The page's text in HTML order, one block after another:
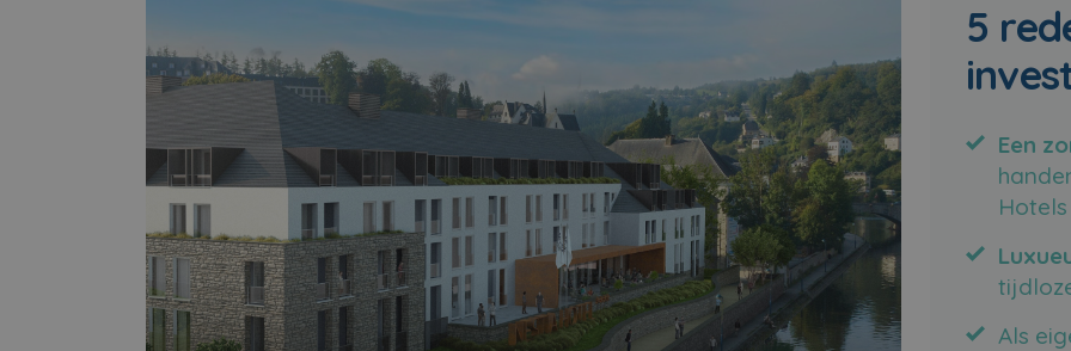
5
Een
Hotels
Als